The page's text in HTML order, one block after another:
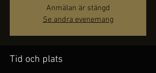
Anmälan är stängd
Se andra evenemang
Tid och plats